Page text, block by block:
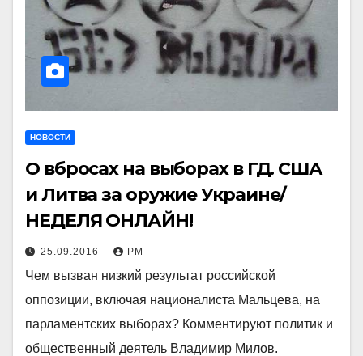
НОВОСТИ
О вбросах на выборах в ГД. США
и Литва за оружие Украине/
НЕДЕЛЯ ОНЛАЙН!
25.09.2016 РМ
Чем вызван низкий результат российской
оппозиции, включая националиста Мальцева, на
парламентских выборах? Комментируют политик и
общественный деятель Владимир Милов.